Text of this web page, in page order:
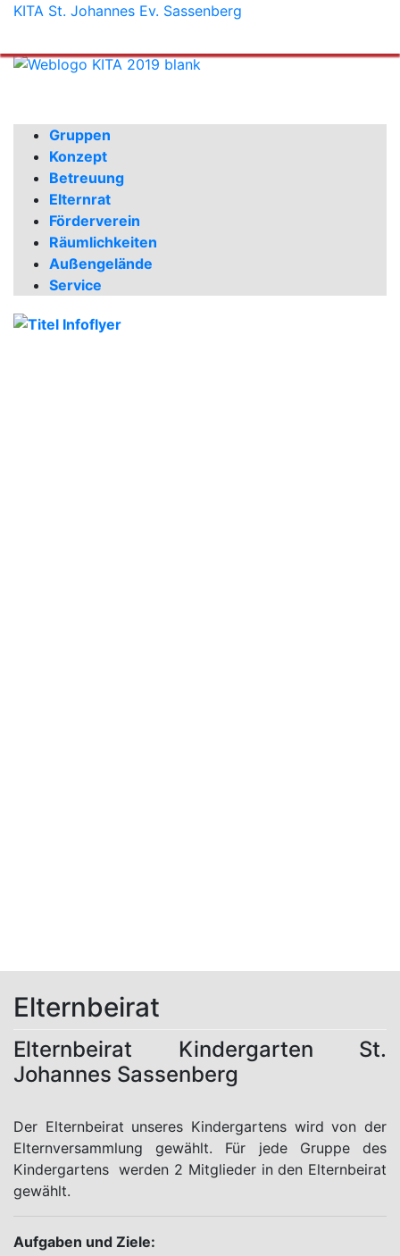
KITA St. Johannes Ev. Sassenberg
Gruppen
Konzept
Betreuung
Elternrat
Förderverein
Räumlichkeiten
Außengelände
Service
Elternbeirat
Elternbeirat Kindergarten St.
Johannes Sassenberg
Der Elternbeirat unseres Kindergartens wird von der
Elternversammlung gewählt. Für jede Gruppe des
Kindergartens werden 2 Mitglieder in den Elternbeirat
gewählt.
Aufgaben und Ziele: